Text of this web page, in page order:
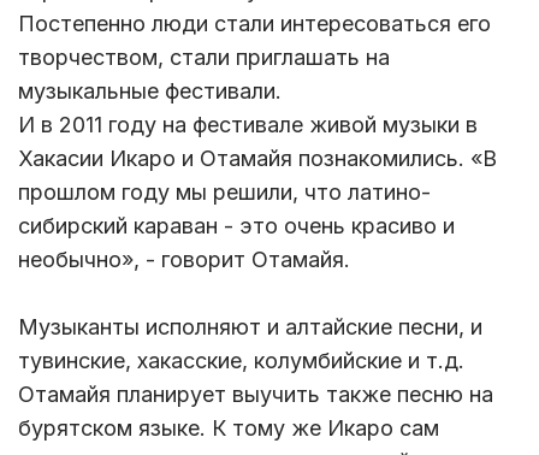
Постепенно люди стали интересоваться его
творчеством, стали приглашать на
музыкальные фестивали.
И в 2011 году на фестивале живой музыки в
Хакасии Икаро и Отамайя познакомились. «В
прошлом году мы решили, что латино-
сибирский караван - это очень красиво и
необычно», - говорит Отамайя.
Музыканты исполняют и алтайские песни, и
тувинские, хакасские, колумбийские и т.д.
Отамайя планирует выучить также песню на
бурятском языке. К тому же Икаро сам